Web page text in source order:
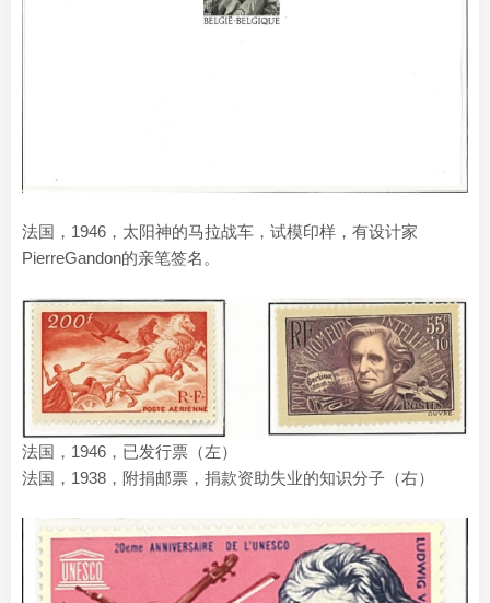
法国，1946，太阳神的马拉战车，试模印样，有设计家
PierreGandon的亲笔签名。
法国，1946，已发行票（左）
法国，1938，附捐邮票，捐款资助失业的知识分子（右）